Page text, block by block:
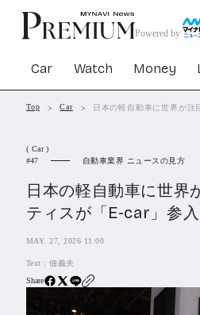
Powered by
Car Watch Money
Car Watch
住宅ローン
SBIネオトレード
All Articles
Top Car 日本の軽自動車に世界が注
( Car )
47
自動車業界 ニュースの見方
日本の軽自動車に世界
ティスが「E-car」参
MAY. 27, 2026 11:00
Text :佃義夫
Share